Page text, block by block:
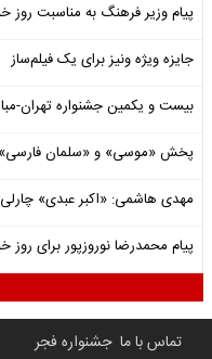
پیام وزیر فرهنگ به مناسبت روز
جایزه ویژه ونیز برای یک فیلم‌ساز
بیست و یکمین جشنواره تهران-
پخش «موسی» و «سلمان فارسی»
مهدی هاشمی: «اکبر عبدی» چارلی
پیام محمدرضا نوروزپور برای روز
تماس با ما جشنواره فجر